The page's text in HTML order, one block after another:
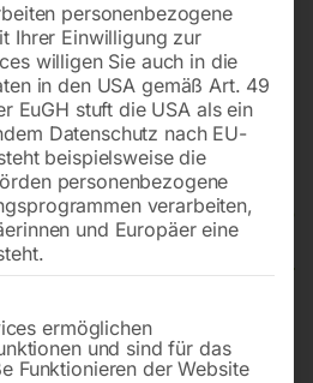
Rückzugfeder
350
personenbezogene
Ihrer Einwilligung zur
willigen Sie auch in die
in den USA gemäß Art. 49
EuGH stuft die USA als ein
Datenschutz nach EU-
beispielsweise die
personenbezogene
verarbeiten,
und Europäer eine
Gruppen, für die eine
ermöglichen
und sind für das
Funktionieren der Website